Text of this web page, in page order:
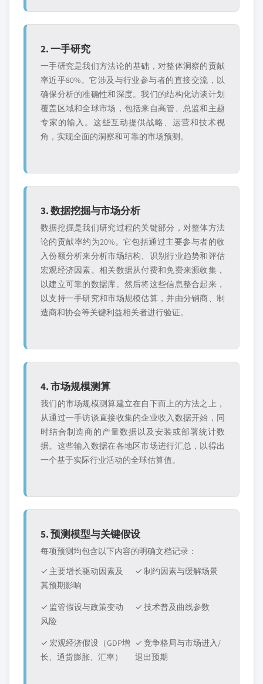
2. 一手研究
一手研究是我们方法论的基础，对整体洞察的贡献
率近乎80%。它涉及与行业参与者的直接交流，以
确保分析的准确性和深度。我们的结构化访谈计划
覆盖区域和全球市场，包括来自高管、总监和主题
专家的输入。这些互动提供战略、运营和技术视
角，实现全面的洞察和可靠的市场预测。
3. 数据挖掘与市场分析
数据挖掘是我们研究过程的关键部分，对整体方法
论的贡献率约为20%。它包括通过主要参与者的收
入份额分析来分析市场结构、识别行业趋势和评估
宏观经济因素。相关数据从付费和免费来源收集，
以建立可靠的数据库。然后将这些信息整合起来，
以支持一手研究和市场规模估算，并由分销商、制
造商和协会等关键利益相关者进行验证。
4. 市场规模测算
我们的市场规模测算建立在自下而上的方法之上，
从通过一手访谈直接收集的企业收入数据开始，同
时结合制造商的产量数据以及安装或部署统计数
据。这些输入数据在各地区市场进行汇总，以得出
一个基于实际行业活动的全球估算值。
5. 预测模型与关键假设
每项预测均包含以下内容的明确文档记录：
✓ 主要增长驱动因素及
其预期影响
✓ 制约因素与缓解场景
✓ 监管假设与政策变动
风险
✓ 技术普及曲线参数
✓ 宏观经济假设（GDP增
长、通货膨胀、汇率）
✓ 竞争格局与市场进入/
退出预期